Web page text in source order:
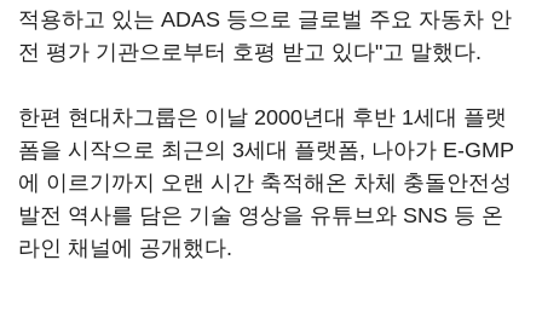
적용하고 있는 ADAS 등으로 글로벌 주요 자동차 안
전 평가 기관으로부터 호평 받고 있다"고 말했다.
한편 현대차그룹은 이날 2000년대 후반 1세대 플랫
폼을 시작으로 최근의 3세대 플랫폼, 나아가 E-GMP
에 이르기까지 오랜 시간 축적해온 차체 충돌안전성
발전 역사를 담은 기술 영상을 유튜브와 SNS 등 온
라인 채널에 공개했다.